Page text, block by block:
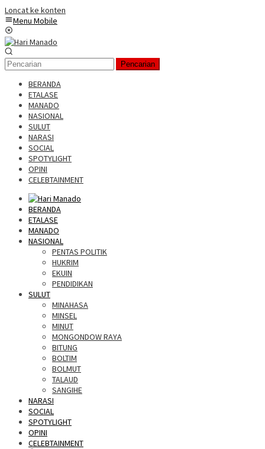
Loncat ke konten
Menu Mobile
Pencarian
BERANDA
ETALASE
MANADO
NASIONAL
SULUT
NARASI
SOCIAL
SPOTYLIGHT
OPINI
CELEBTAINMENT
BERANDA
ETALASE
MANADO
NASIONAL
PENTAS POLITIK
HUKRIM
EKUIN
PENDIDIKAN
SULUT
MINAHASA
MINSEL
MINUT
MONGONDOW RAYA
BITUNG
BOLTIM
BOLMUT
TALAUD
SANGIHE
NARASI
SOCIAL
SPOTYLIGHT
OPINI
CELEBTAINMENT